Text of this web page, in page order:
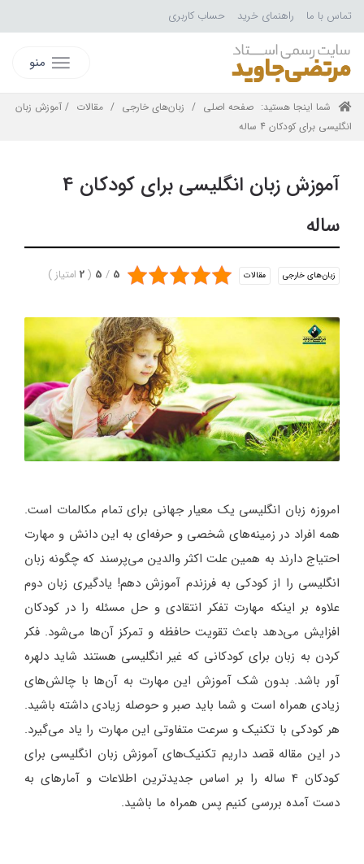
تماس با ما راهنمای خرید حساب کاربری
منو
شما اینجا هستید: صفحه اصلی / زبان‌های خارجی / مقالات / آموزش زبان
انگلیسی برای کودکان 4 ساله
آموزش زبان انگلیسی برای کودکان 4
ساله
زبان‌های خارجی مقالات 5
/
5
(
2 امتیاز)
امروزه زبان انگلیسی یک معیار جهانی برای تمام مکالمات است.
همه افراد در زمینه‌های شخصی و حرفه‌ای به این دانش و مهارت
احتیاج دارند به همین علت اکثر والدین می‌پرسند که چگونه زبان
انگلیسی را از کودکی به فرزندم آموزش دهم! یادگیری زبان دوم
علاوه بر اینکه مهارت تفکر انتقادی و حل مسئله را در کودکان
افزایش می‌دهد باعث تقویت حافظه و تمرکز آن‌ها می‌شود. فکر
کردن به زبان برای کودکانی که غیر انگلیسی هستند شاید دلهره
آور باشد. بدون شک آموزش این مهارت به آن‌ها با چالش‌های
زیادی همراه است و شما باید صبر و حوصله زیادی داشته باشید.
هر کودکی با تکنیک و سرعت متفاوتی این مهارت را یاد می‌گیرد.
در این مقاله قصد داریم تکنیک‌های آموزش زبان انگلیسی برای
کودکان 4 ساله را بر اساس جدیدترین اطلاعات و آمارهای به
دست آمده بررسی کنیم پس همراه ما باشید.